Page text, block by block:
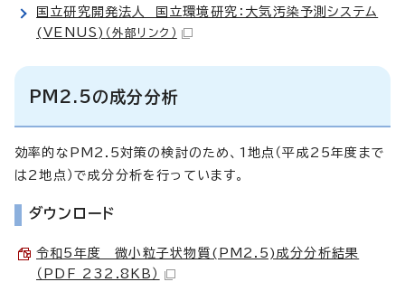
国立研究開発法人 国立環境研究：大気汚染予測システム
(VENUS) （外部リンク）
PM2.5の成分分析
効率的なPM2.5対策の検討のため、1地点（平成25年度まで
は2地点）で成分分析を行っています。
ダウンロード
令和5年度 微小粒子状物質(PM2.5)成分分析結果
（PDF 232.8KB）